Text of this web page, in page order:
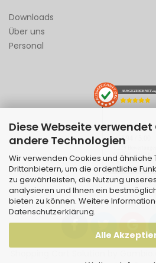
Diese Webseite
andere Technologien
Wir verwenden Cookies und ähnliche
Drittanbietern, um die ordentliche
zu gewährleisten, die Nutzung
analysieren und Ihnen ein
bieten zu können. Weitere
Datenschutzerklärung.
Alle
Downloads
Über uns
Personal
AUSGEZEICHNET
SEHR GUT
4.94
ebay.de
Hinweis zu den